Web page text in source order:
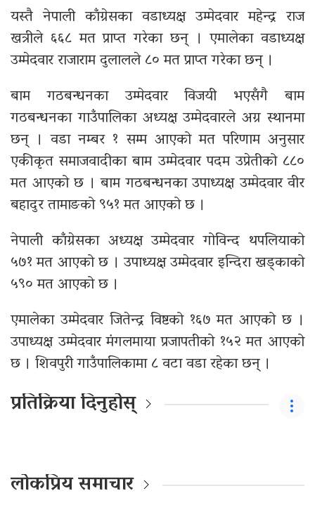
यस्तै नेपाली काँग्रेसका वडाध्यक्ष उम्मेदवार महेन्द्र राज
खत्रीले ६६८ मत प्राप्त गरेका छन् । एमालेका वडाध्यक्ष
उम्मेदवार राजाराम दुलालले ८० मत प्राप्त गरेका छन् ।
बाम गठबन्धनका उम्मेदवार विजयी भएसँगै बाम
गठबन्धनका गाउँपालिका अध्यक्ष उम्मेदवारले अग्र स्थानमा
छन् । वडा नम्बर १ सम्म आएको मत परिणाम अनुसार
एकीकृत समाजवादीका बाम उम्मेदवार पदम उप्रेतीको ८८०
मत आएको छ । बाम गठबन्धनका उपाध्यक्ष उम्मेदवार वीर
बहादुर तामाङको ९५१ मत आएको छ ।
नेपाली काँग्रेसका अध्यक्ष उम्मेदवार गोविन्द थपलियाको
५७१ मत आएको छ । उपाध्यक्ष उम्मेदवार इन्दिरा खड्काको
५९० मत आएको छ ।
एमालेका उम्मेदवार जितेन्द्र विष्टको १६७ मत आएको छ ।
उपाध्यक्ष उम्मेदवार मंगलमाया प्रजापतीको १५२ मत आएको
छ । शिवपुरी गाउँपालिकामा ८ वटा वडा रहेका छन् ।
प्रतिक्रिया दिनुहोस्
लोकप्रिय समाचार